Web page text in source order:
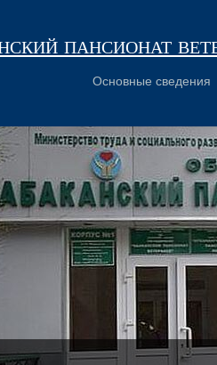
пансионат
Основные сведения